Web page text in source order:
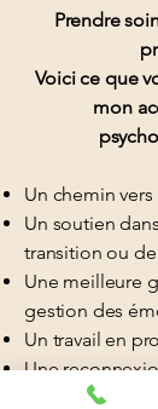
Prendre
Voici ce que
mon
Un chemin
Un soutien
transition ou
Une meilleure
gestion des
Un travail en
Une
son pouvoir